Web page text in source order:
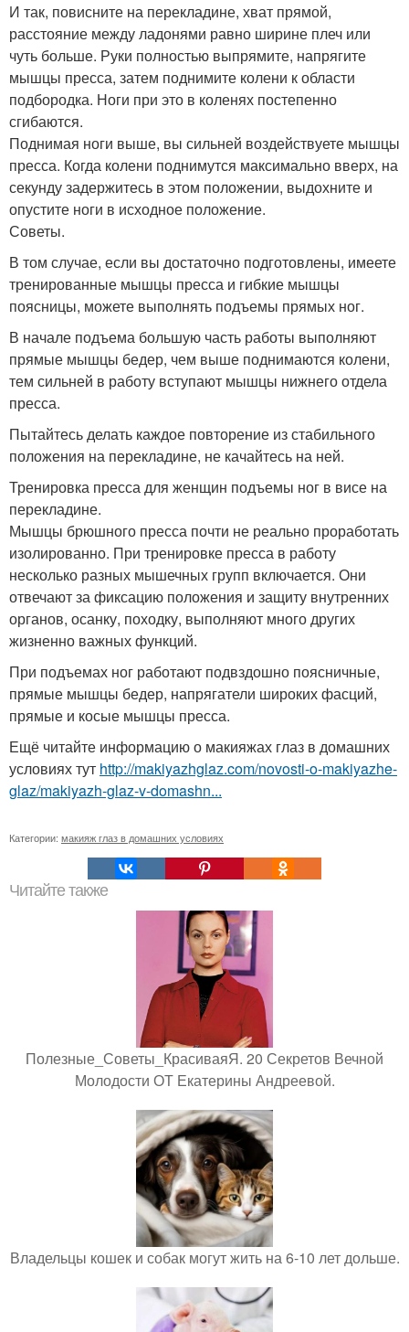
И так, повисните на перекладине, хват прямой,
расстояние между ладонями равно ширине плеч или
чуть больше. Руки полностью выпрямите, напрягите
мышцы пресса, затем поднимите колени к области
подбородка. Ноги при это в коленях постепенно
сгибаются.
Поднимая ноги выше, вы сильней воздействуете мышцы
пресса. Когда колени поднимутся максимально вверх, на
секунду задержитесь в этом положении, выдохните и
опустите ноги в исходное положение.
Советы.
В том случае, если вы достаточно подготовлены, имеете
тренированные мышцы пресса и гибкие мышцы
поясницы, можете выполнять подъемы прямых ног.
В начале подъема большую часть работы выполняют
прямые мышцы бедер, чем выше поднимаются колени,
тем сильней в работу вступают мышцы нижнего отдела
пресса.
Пытайтесь делать каждое повторение из стабильного
положения на перекладине, не качайтесь на ней.
Тренировка пресса для женщин подъемы ног в висе на
перекладине.
Мышцы брюшного пресса почти не реально проработать
изолированно. При тренировке пресса в работу
несколько разных мышечных групп включается. Они
отвечают за фиксацию положения и защиту внутренних
органов, осанку, походку, выполняют много других
жизненно важных функций.
При подъемах ног работают подвздошно поясничные,
прямые мышцы бедер, напрягатели широких фасций,
прямые и косые мышцы пресса.
Ещё читайте информацию о макияжах глаз в домашних
условиях тут http://makiyazhglaz.com/novosti-o-makiyazhe-
glaz/makiyazh-glaz-v-domashn...
Категории: макияж глаз в домашних условиях
Читайте также
Полезные_Советы_КрасиваяЯ. 20 Секретов Вечной
Молодости ОТ Екатерины Андреевой.
Владельцы кошек и собак могут жить на 6-10 лет дольше.